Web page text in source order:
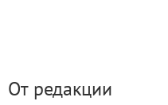
От редакции